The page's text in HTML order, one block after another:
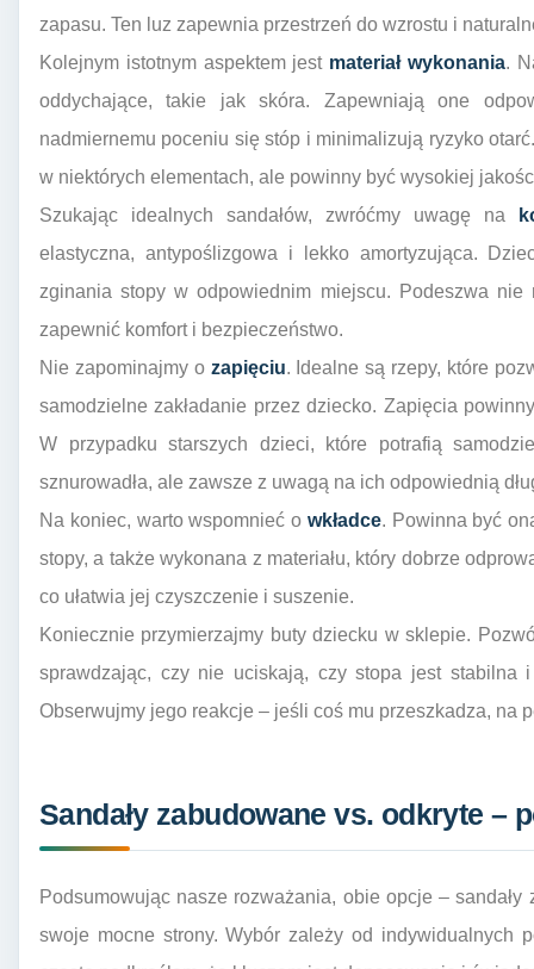
zapasu. Ten luz zapewnia przestrzeń do wzrostu i
Kolejnym istotnym aspektem jest materiał wykonania.
oddychające, takie jak skóra. Zapewniają one
nadmiernemu poceniu się stóp i minimalizują ryzyko
w niektórych elementach, ale powinny być wysokiej
Szukając idealnych sandałów, zwróćmy uwagę na
elastyczna, antypoślizgowa i lekko amortyzująca.
zginania stopy w odpowiednim miejscu. Podeszwa
zapewnić komfort i bezpieczeństwo.
Nie zapominajmy o zapięciu. Idealne są rzepy, które
samodzielne zakładanie przez dziecko. Zapięcia
W przypadku starszych dzieci, które potrafią
sznurowadła, ale zawsze z uwagą na ich odpowiednią
Na koniec, warto wspomnieć o wkładce. Powinna być
stopy, a także wykonana z materiału, który dobrze
co ułatwia jej czyszczenie i suszenie.
Koniecznie przymierzajmy buty dziecku w sklepie.
sprawdzając, czy nie uciskają, czy stopa jest
Obserwujmy jego reakcje – jeśli coś mu przeszkadza, na
Sandały zabudowane vs. odkryte –
Podsumowując nasze rozważania, obie opcje –
swoje mocne strony. Wybór zależy od indywidualnych